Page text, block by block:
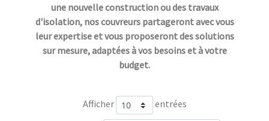
une nouvelle construction ou des travaux
d'isolation, nos couvreurs partageront avec vous
leur expertise et vous proposeront des solutions
sur mesure, adaptées à vos besoins et à votre
budget.
Afficher entrées